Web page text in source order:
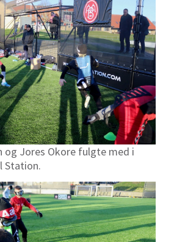
og Jores Okore fulgte med i
Station.